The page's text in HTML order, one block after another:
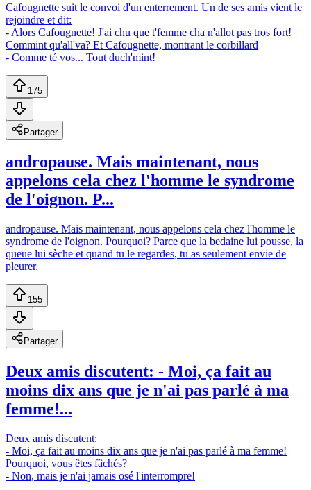
Cafougnette suit le convoi d'un enterrement. Un de ses amis vient le
rejoindre et dit:
- Alors Cafougnette! J'ai chu que t'femme cha n'allot pas tros fort!
Commint qu'all'va? Et Cafougnette, montrant le corbillard
- Comme té vos... Tout duch'mint!
175
Partager
andropause. Mais maintenant, nous
appelons cela chez l'homme le syndrome
de l'oignon. P...
andropause. Mais maintenant, nous appelons cela chez l'homme le
syndrome de l'oignon. Pourquoi? Parce que la bedaine lui pousse, la
queue lui sèche et quand tu le regardes, tu as seulement envie de
pleurer.
155
Partager
Deux amis discutent: - Moi, ça fait au
moins dix ans que je n'ai pas parlé à ma
femme!...
Deux amis discutent:
- Moi, ça fait au moins dix ans que je n'ai pas parlé à ma femme!
Pourquoi, vous êtes fâchés?
- Non, mais je n'ai jamais osé l'interrompre!